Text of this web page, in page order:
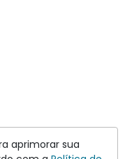
aprimorar sua